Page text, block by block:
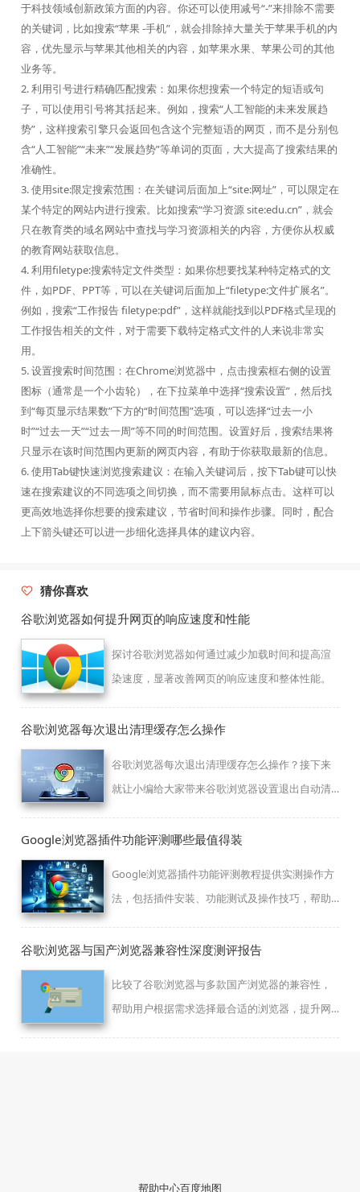
于科技领域创新政策方面的内容。你还可以使用减号“-”来排除不需要
的关键词，比如搜索“苹果 -手机”，就会排除掉大量关于苹果手机的内
容，优先显示与苹果其他相关的内容，如苹果水果、苹果公司的其他
业务等。
2. 利用引号进行精确匹配搜索：如果你想搜索一个特定的短语或句
子，可以使用引号将其括起来。例如，搜索“人工智能的未来发展趋
势”，这样搜索引擎只会返回包含这个完整短语的网页，而不是分别包
含“人工智能”“未来”“发展趋势”等单词的页面，大大提高了搜索结果的
准确性。
3. 使用site:限定搜索范围：在关键词后面加上“site:网址”，可以限定在
某个特定的网站内进行搜索。比如搜索“学习资源 site:edu.cn”，就会
只在教育类的域名网站中查找与学习资源相关的内容，方便你从权威
的教育网站获取信息。
4. 利用filetype:搜索特定文件类型：如果你想要找某种特定格式的文
件，如PDF、PPT等，可以在关键词后面加上“filetype:文件扩展名”。
例如，搜索“工作报告 filetype:pdf”，这样就能找到以PDF格式呈现的
工作报告相关的文件，对于需要下载特定格式文件的人来说非常实
用。
5. 设置搜索时间范围：在Chrome浏览器中，点击搜索框右侧的设置
图标（通常是一个小齿轮），在下拉菜单中选择“搜索设置”，然后找
到“每页显示结果数”下方的“时间范围”选项，可以选择“过去一小
时”“过去一天”“过去一周”等不同的时间范围。设置好后，搜索结果将
只显示在该时间范围内更新的网页内容，有助于你获取最新的信息。
6. 使用Tab键快速浏览搜索建议：在输入关键词后，按下Tab键可以快
速在搜索建议的不同选项之间切换，而不需要用鼠标点击。这样可以
更高效地选择你想要的搜索建议，节省时间和操作步骤。同时，配合
上下箭头键还可以进一步细化选择具体的建议内容。
猜你喜欢
谷歌浏览器如何提升网页的响应速度和性能
探讨谷歌浏览器如何通过减少加载时间和提高渲
染速度，显著改善网页的响应速度和整体性能。
谷歌浏览器每次退出清理缓存怎么操作
谷歌浏览器每次退出清理缓存怎么操作？接下来
就让小编给大家带来谷歌浏览器设置退出自动清
Google浏览器插件功能评测哪些最值得装
Google浏览器插件功能评测教程提供实测操作方
法，包括插件安装、功能测试及操作技巧，帮助
谷歌浏览器与国产浏览器兼容性深度测评报告
比较了谷歌浏览器与多款国产浏览器的兼容性，
帮助用户根据需求选择最合适的浏览器，提升网
帮助中心百度地图